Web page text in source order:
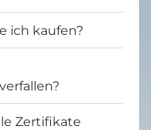
ich kaufen?
Zertifikate